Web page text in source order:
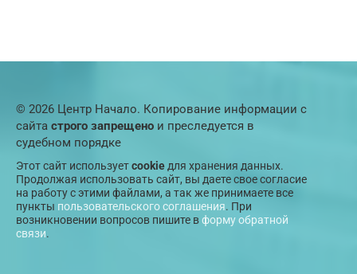
© 2026 Центр Начало. Копирование информации с
сайта строго запрещено и преследуется в
судебном порядке
Этот сайт используетcookie для хранения данных.
Продолжая использовать сайт, вы даете свое согласие
на работу с этими файлами, а так же принимаете все
пункты пользовательского соглашения. При
возникновении вопросов пишите вформу обратной
связи.